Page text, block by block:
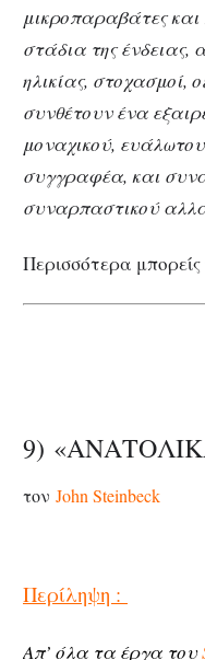
μικροπαραβάτες
στάδια της ένδειας,
ηλικίας, στοχασμοί,
συνθέτουν ένα
μοναχικού,
συγγραφέα, και
συναρπαστικού
Περισσότερα μπορείς
9)
τον John Steinbeck
Περίληψη :
Απ’ όλα τα έργα του